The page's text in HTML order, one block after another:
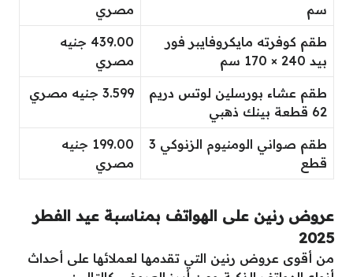
سم
مصري
طقم كوفرته مايكروفايبر فور
بيد 240 × 170 سم
439.00 جنيه
مصري
طقم عشاء بورسلين لوتس دريم
62 قطعة بينك ذهبي
3.599 جنيه مصري
طقم صواني الومنيوم الزنوكي 3
قطع
199.00 جنيه
مصري
عروض رنين على الهواتف بمناسبة عيد الفطر
2025
من أقوى عروض رنين التي تقدمها لعملائها على أحداث